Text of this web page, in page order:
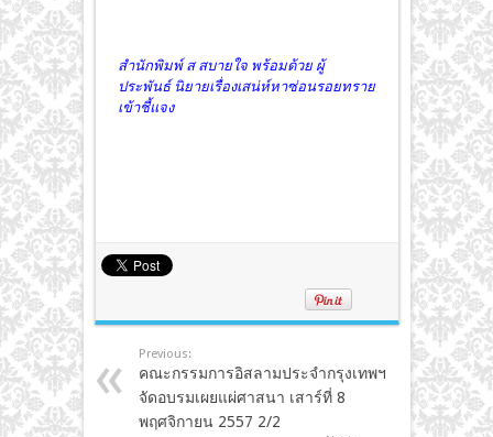
สำนักพิมพ์ ส สบายใจ พร้อมด้วย ผู้
ประพันธ์ นิยายเรื่องเสน่ห์หาซ่อนรอยทราย
เข้าชี้แจง
Previous:
คณะกรรมการอิสลามประจำกรุงเทพฯ
จัดอบรมเผยแผ่ศาสนา เสาร์ที่ 8
พฤศจิกายน 2557 2/2